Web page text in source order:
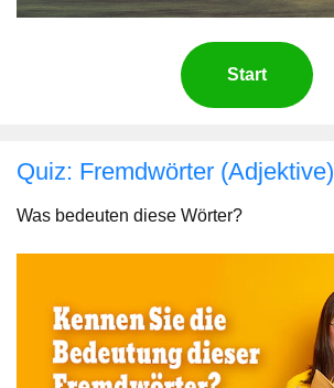
Start
Quiz: Fremdwörter (Adjektive)
Was bedeuten diese Wörter?